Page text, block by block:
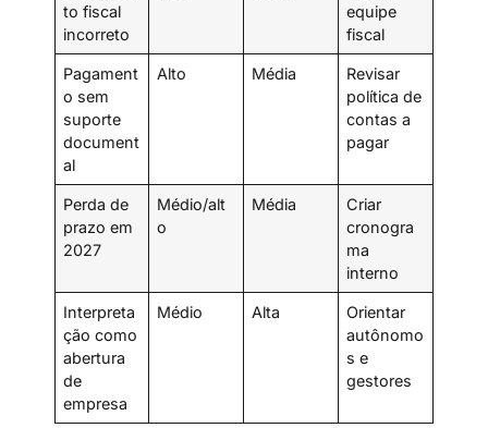
to fiscal
incorreto
equipe
fiscal
Pagament
o sem
suporte
document
al
Alto Média
Revisar
política de
contas a
pagar
Perda de
prazo em
2027
Médio/alt
o
Média
Criar
cronogra
ma
interno
Interpreta
ção como
abertura
de
empresa
Médio Alta
Orientar
autônomo
s e
gestores